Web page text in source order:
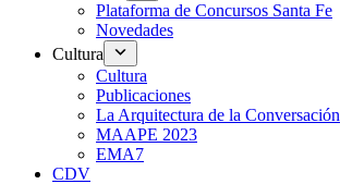
Plataforma de Concursos Santa Fe
Novedades
Cultura
Cultura
Publicaciones
La Arquitectura de la Conversación
MAAPE 2023
EMA7
CDV